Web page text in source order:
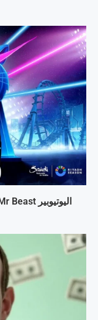
اليوتيوبير Mr Beast يفتح حديقة ترفيهية في بلد… مفاجئ